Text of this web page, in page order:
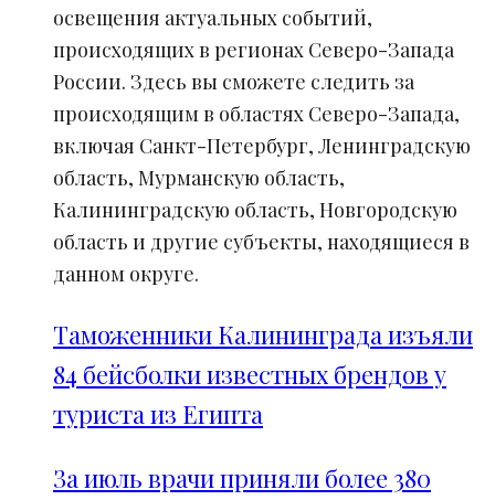
освещения актуальных событий,
происходящих в регионах Северо-Запада
России. Здесь вы сможете следить за
происходящим в областях Северо-Запада,
включая Санкт-Петербург, Ленинградскую
область, Мурманскую область,
Калининградскую область, Новгородскую
область и другие субъекты, находящиеся в
данном округе.
Таможенники Калининграда изъяли
84 бейсболки известных брендов у
туриста из Египта
За июль врачи приняли более 380